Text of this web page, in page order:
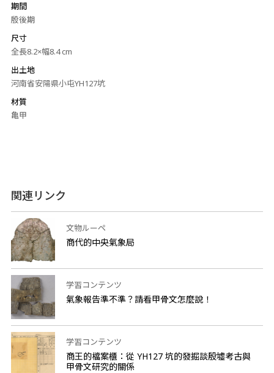
期間
殷後期
尺寸
全長8.2×幅8.4 cm
出土地
河南省安陽県小屯YH127坑
材質
亀甲
関連リンク
文物ルーペ
商代的中央氣象局
学習コンテンツ
氣象報告準不準？請看甲骨文怎麼說！
学習コンテンツ
商王的檔案櫃：從 YH127 坑的發掘談殷墟考古與
甲骨文研究的關係